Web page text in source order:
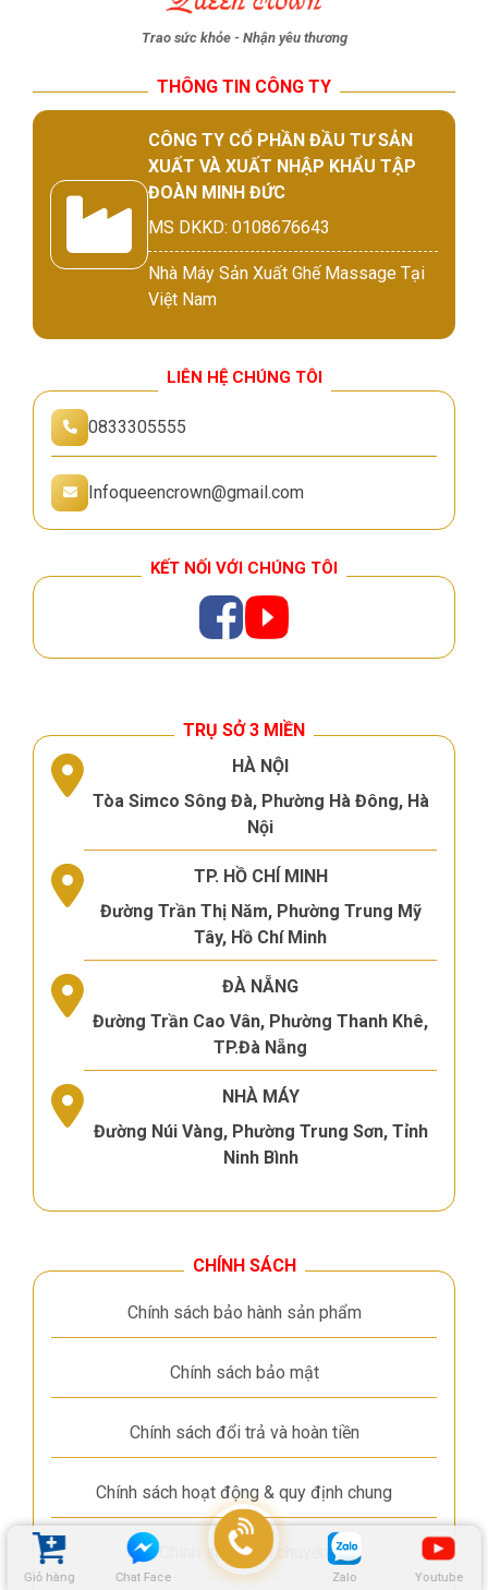
Giỏ hàng Chat Face Zalo Youtube
Trao sức khỏe - Nhận yêu thương
THÔNG TIN CÔNG TY
CÔNG TY CỔ PHẦN ĐẦU TƯ SẢN
XUẤT VÀ XUẤT NHẬP KHẨU TẬP
ĐOÀN MINH ĐỨC
MS DKKD: 0108676643
Nhà Máy Sản Xuất Ghế Massage Tại
Việt Nam
LIÊN HỆ CHÚNG TÔI
0833305555
Infoqueencrown@gmail.com
KẾT NỐI VỚI CHÚNG TÔI
TRỤ SỞ 3 MIỀN
HÀ NỘI
Tòa Simco Sông Đà, Phường Hà Đông, Hà
Nội
TP. HỒ CHÍ MINH
Đường Trần Thị Năm, Phường Trung Mỹ
Tây, Hồ Chí Minh
ĐÀ NẴNG
Đường Trần Cao Vân, Phường Thanh Khê,
TP.Đà Nẵng
NHÀ MÁY
Đường Núi Vàng, Phường Trung Sơn, Tỉnh
Ninh Bình
CHÍNH SÁCH
Chính sách bảo hành sản phẩm
Chính sách bảo mật
Chính sách đổi trả và hoàn tiền
Chính sách hoạt động & quy định chung
Chính sách vận chuyển